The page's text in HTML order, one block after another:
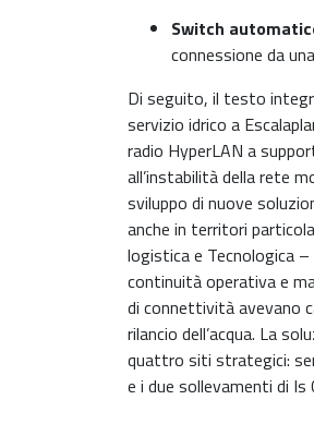
Switch
connessione da
Di seguito, il testo
servizio idrico a
radio HyperLAN a
all’instabilità della rete
sviluppo di nuove
anche in territori
logistica e Tecnologica –
continuità operativa e
di connettività avevano
rilancio dell’acqua. La
quattro siti strategici:
e i due sollevamenti di Is